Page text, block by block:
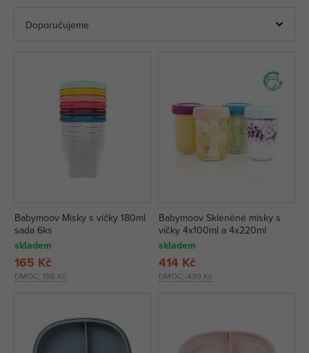
Babymoov Misky s víčky 180ml
sada 6ks
skladem
DMOC: 198 Kč
165 Kč
Babymoov Skleněné misky s
víčky 4x100ml a 4x220ml
skladem
DMOC: 499 Kč
414 Kč